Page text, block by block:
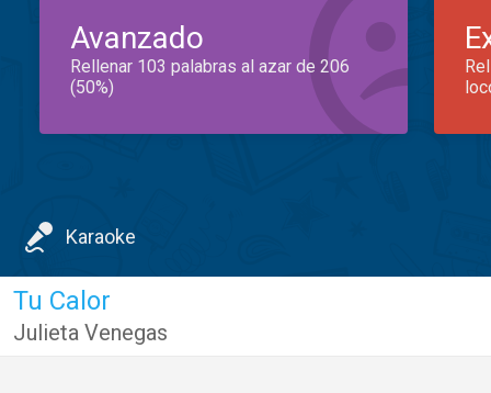
Avanzado
Rellenar 103 palabras al azar de 206
(50%)
Karaoke
Tu Calor
Julieta Venegas